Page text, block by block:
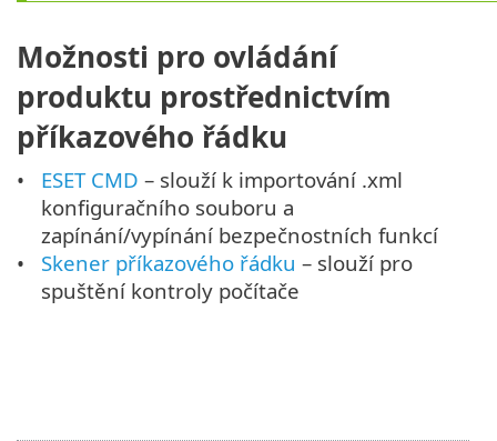
Možnosti pro ovládání
produktu prostřednictvím
příkazového řádku
ESET CMD – slouží k importování .xml
konfiguračního souboru a
zapínání/vypínání bezpečnostních funkcí
Skener příkazového řádku – slouží pro
spuštění kontroly počítače